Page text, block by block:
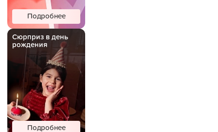
Подробнее
Сюрприз в день
рождения
Подробнее